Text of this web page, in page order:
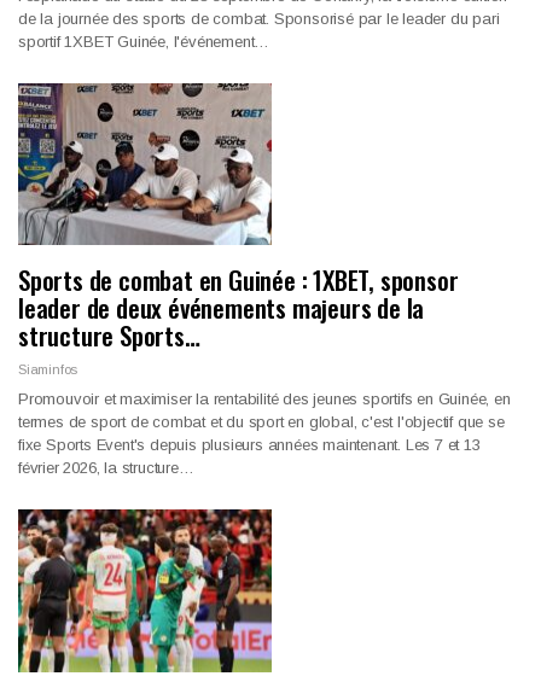
de la journée des sports de combat. Sponsorisé par le leader du pari
sportif 1XBET Guinée, l'événement…
Sports de combat en Guinée : 1XBET, sponsor
leader de deux événements majeurs de la
structure Sports…
Siaminfos
Promouvoir et maximiser la rentabilité des jeunes sportifs en Guinée, en
termes de sport de combat et du sport en global, c'est l'objectif que se
fixe Sports Event's depuis plusieurs années maintenant. Les 7 et 13
février 2026, la structure…